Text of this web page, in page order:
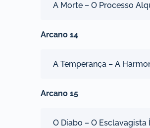
A Morte – O Processo
Arcano 14
A Temperança – A
Arcano 15
O Diabo – O Esclavagista